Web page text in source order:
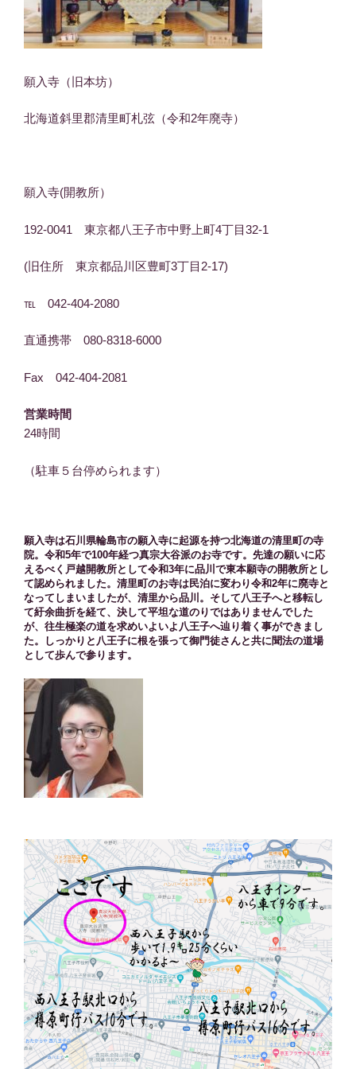
願入寺（旧本坊）
北海道斜里郡清里町札弦（令和2年廃寺）
願入寺(開教所）
192-0041 東京都八王子市中野上町4丁目32-1
(旧住所 東京都品川区豊町3丁目2-17)
℡ 042-404-2080
直通携帯 080-8318-6000
Fax 042-404-2081
営業時間
24時間
（駐車５台停められます）
願入寺は石川県輪島市の願入寺に起源を持つ北海道の清里町の寺
院。令和5年で100年経つ真宗大谷派のお寺です。先達の願いに応
えるべく戸越開教所として令和3年に品川で東本願寺の開教所とし
て認められました。清里町のお寺は民泊に変わり令和2年に廃寺と
なってしまいましたが、清里から品川。そして八王子へと移転し
て紆余曲折を経て、決して平坦な道のりではありませんでした
が、往生極楽の道を求めいよいよ八王子へ辿り着く事ができまし
た。しっかりと八王子に根を張って御門徒さんと共に聞法の道場
として歩んで参ります。